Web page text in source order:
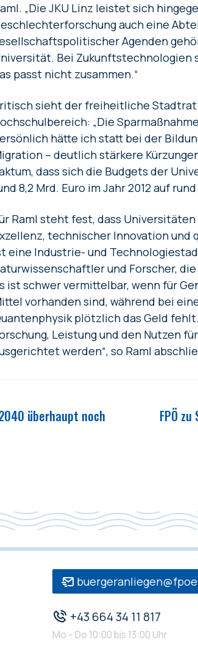
„Die JKU Linz leistet sich
auch eine
Agenden
Bei Zukunftstechnologien
passt nicht zusammen.“
sieht der freiheitliche
„Die
hätte ich statt bei der
– deutlich stärkere
dass sich die Budgets der
8,2 Mrd. Euro im Jahr 2012 auf
Raml steht fest, dass
technischer Innovation und
eine Industrie- und
und Forscher,
ist schwer vermittelbar, wenn für
vorhanden sind, während bei
plötzlich das Geld
Leistung und den Nutzen
werden“, so Raml
überhaupt noch
FPÖ
+43 664 34 11 817
Mo – Do 10:00 bis 13:00 Uhr